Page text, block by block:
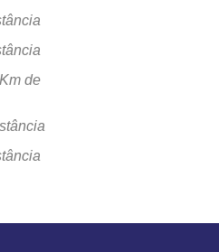
de